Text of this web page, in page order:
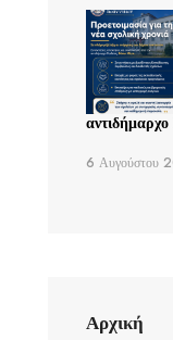
6 Αυγούστου
Αρχική